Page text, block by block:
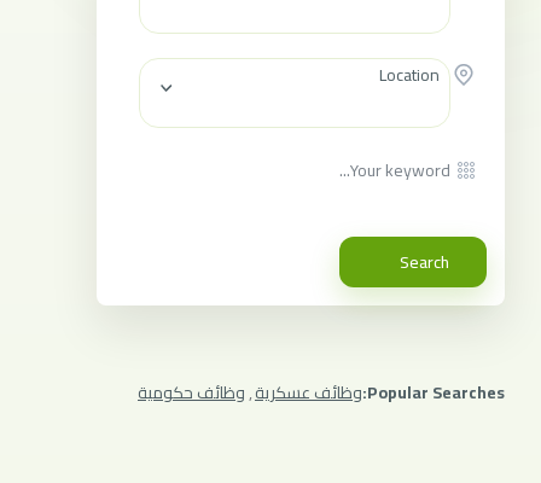
Location
Search
Popular Searches: وظائف عسكرية,وظائف حكومية